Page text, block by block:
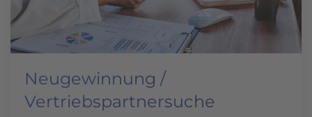
Neugewinnung /
Vertriebspartnersuche